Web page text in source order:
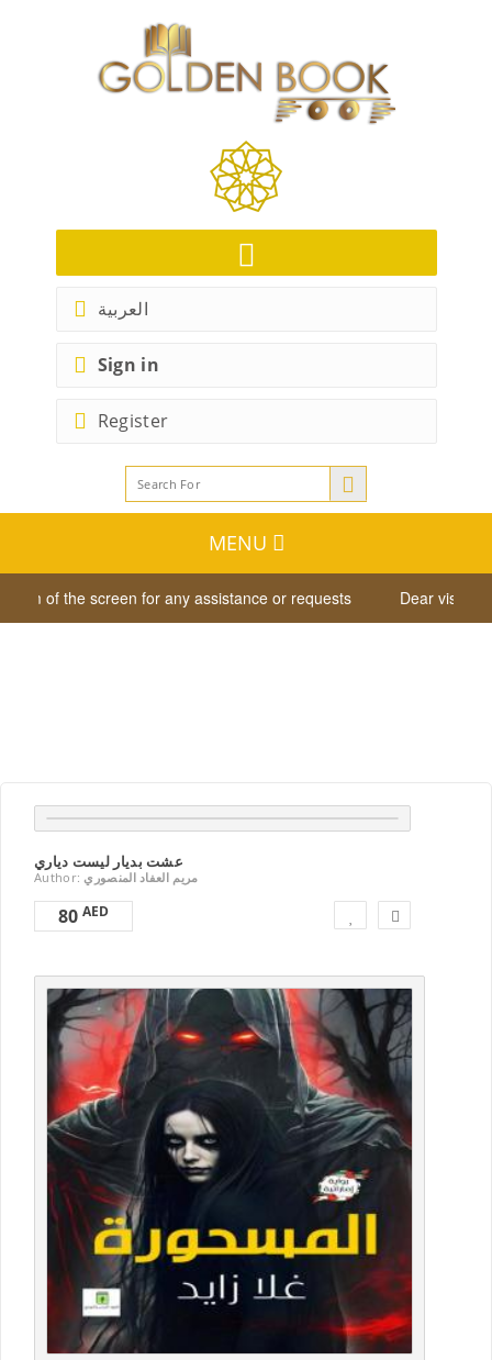
العربية
Sign in
Register
MENU
screen for any assistance or requests Dear visitor, click on
عشت بديار ليست دياري
Author:مريم العفاد المنصوري
80 AED